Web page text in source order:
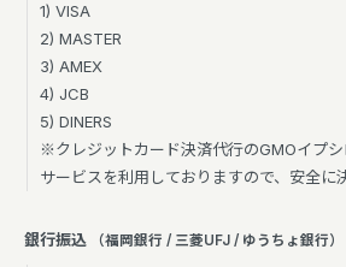
1) VISA
2) MASTER
3) AMEX
4) JCB
5) DINERS
※クレジットカード決済代行のGMOイプ
サービスを利用しておりますので、安全に
銀行振込 （福岡銀行 / 三菱UFJ / ゆうちょ銀行）